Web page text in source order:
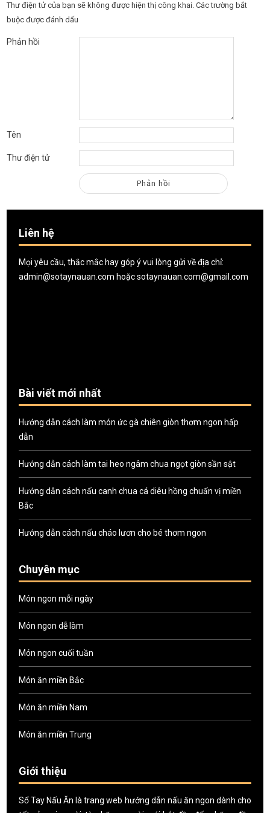
Thư điện tử của bạn sẽ không được hiện thị công khai. Các trường bắt
buộc được đánh dấu
Phản hồi
Tên
Thư điện tử
Liên hệ
Mọi yêu cầu, thắc mắc hay góp ý vui lòng gửi về địa chỉ:
admin@sotaynauan.com hoặcsotaynauan.com@gmail.com
Bài viết mới nhất
Hướng dẫn cách làm món ức gà chiên giòn thơm ngon hấp
dẫn
Hướng dẫn cách làm tai heo ngâm chua ngọt giòn sần sật
Hướng dẫn cách nấu canh chua cá diêu hồng chuẩn vị miền
Bắc
Hướng dẫn cách nấu cháo lươn cho bé thơm ngon
Chuyên mục
Món ngon mỗi ngày
Món ngon dễ làm
Món ngon cuối tuần
Món ăn miền Bắc
Món ăn miền Nam
Món ăn miền Trung
Giới thiệu
Sổ Tay Nấu Ăn là trang web hướng dẫn nấu ăn ngon dành cho